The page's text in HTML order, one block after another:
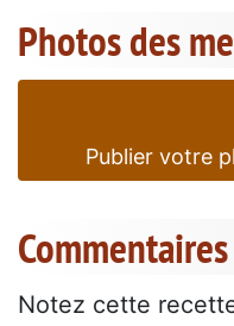
Photos des
Publier votre
Commentaires
Notez cette